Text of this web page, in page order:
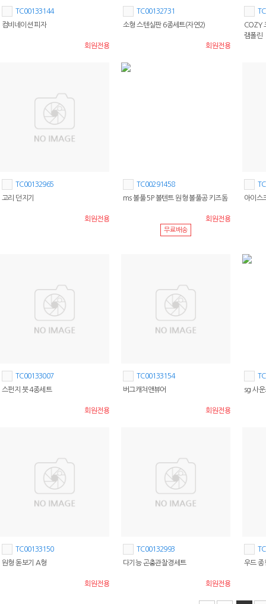
TC00133144
컴비네이션 피자
회원전용
TC00132731
소형 스텐실판 6종세트(자연2)
회원전용
COZY
램폴린
TC00132965
고리 던지기
회원전용
TC00291458
ms 볼풀 5P 볼텐트 원형 볼풀공 키즈돔
회원전용
무료배송
아이스
TC00133007
스펀지 붓 4종세트
회원전용
TC00133154
버그캐쳐앤뷰어
회원전용
sg 사
TC00133150
원형 돋보기 A형
회원전용
TC00132993
다기능 곤충관찰경세트
회원전용
우드 종